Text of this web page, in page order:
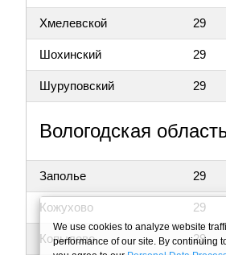
Хмелевской 29
Шохинский 29
Шуруповский 29
Вологодская
Заполье 29
Кожухово 29
Копылово 29
We use cookies to analyze website
performance of our site. By continuing